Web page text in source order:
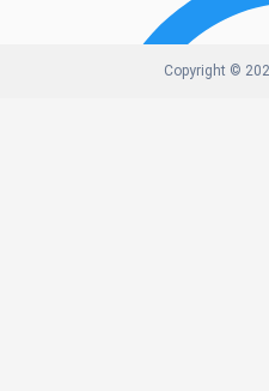
Copyright ©